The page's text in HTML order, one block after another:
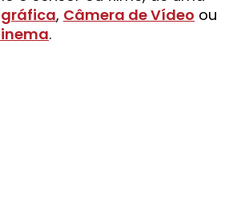
, Câmera de Vídeo ou
.